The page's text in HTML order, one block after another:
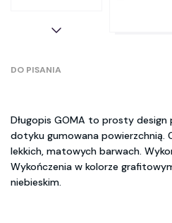
DO PISANIA
Długopis GOMA to prosty design
dotyku gumowana powierzchnią.
lekkich, matowych barwach.
Wykończenia w kolorze
niebieskim.